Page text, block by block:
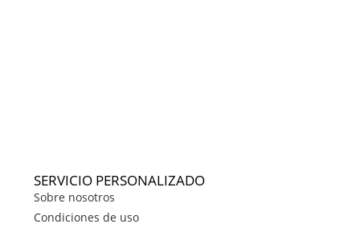
SERVICIO PERSONALIZADO
Sobre nosotros
Condiciones de uso